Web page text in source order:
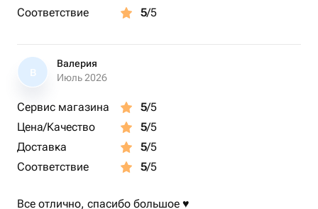
Соответствие
5/5
В
Валерия
Июль 2026
Сервис магазина 5/5
Цена/Качество
5/5
Доставка
5/5
Соответствие
5/5
Все отлично, спасибо большое ♥️